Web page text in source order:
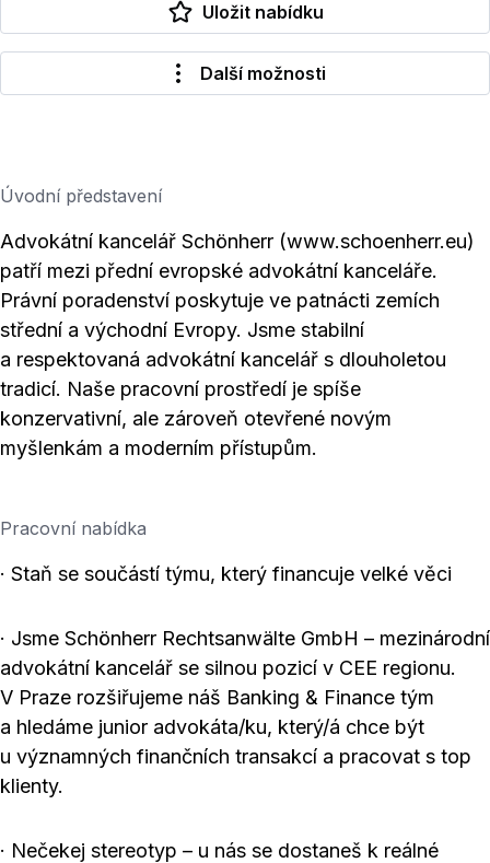
Uložit nabídku
Další možnosti
Úvodní představení
Advokátní kancelář Schönherr (www.schoenherr.eu)
patří mezi přední evropské advokátní kanceláře.
Právní poradenství poskytuje ve patnácti zemích
střední a východní Evropy. Jsme stabilní
a respektovaná advokátní kancelář s dlouholetou
tradicí. Naše pracovní prostředí je spíše
konzervativní, ale zároveň otevřené novým
myšlenkám a moderním přístupům.
Pracovní nabídka
· Staň se součástí týmu, který financuje velké věci
· Jsme Schönherr Rechtsanwälte GmbH – mezinárodní
advokátní kancelář se silnou pozicí v CEE regionu.
V Praze rozšiřujeme náš Banking & Finance tým
a hledáme junior advokáta/ku, který/á chce být
u významných finančních transakcí a pracovat s top
klienty.
· Nečekej stereotyp – u nás se dostaneš k reálné